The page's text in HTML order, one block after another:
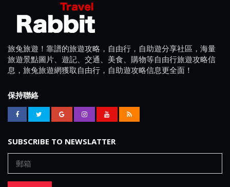
旅兔旅遊！靠譜的旅遊攻略，自由行，自助遊分享社區，海量
旅遊景點圖片、遊記、交通、美食、購物等自由行旅遊攻略信
息，旅兔旅遊網獲取自由行，自助遊攻略信息更全面！
保持聯絡
SUBSCRIBE TO NEWSLATTER